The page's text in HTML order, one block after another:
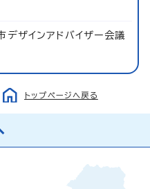
ザインアドバイザー会議
トップページへ戻る